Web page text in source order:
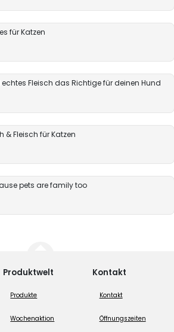
für Katzen
echtes Fleisch das Richtige für deinen Hund
& Fleisch für Katzen
pets are family too
Produktwelt
Produkte
Wochenaktion
Kontakt
Kontakt
Öffnungszeiten